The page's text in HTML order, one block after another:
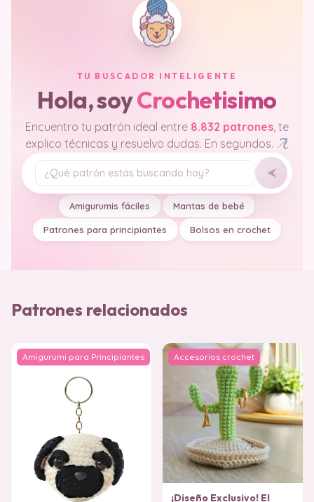
TU BUSCADOR INTELIGENTE
Hola, soyCrochetisimo
Encuentro tu patrón ideal entre 8.832 patrones, te
explico técnicas y resuelvo dudas. En segundos.
Tu pregunta
Amigurumis fáciles Mantas de bebé
Patrones para principiantes Bolsos en crochet
Patrones relacionados
Amigurumi para Principiantes Accesorios crochet
¡Diseño Exclusivo! El